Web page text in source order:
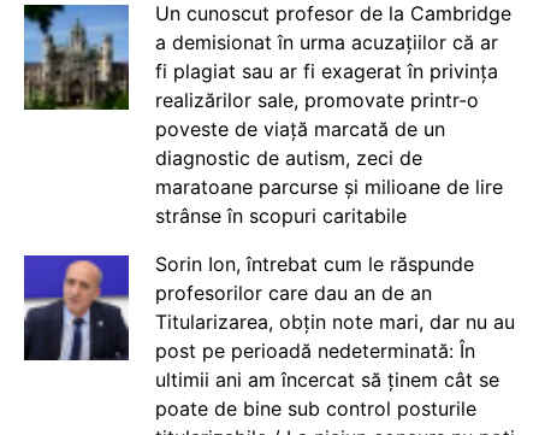
Un cunoscut profesor de la Cambridge
a demisionat în urma acuzațiilor că ar
fi plagiat sau ar fi exagerat în privința
realizărilor sale, promovate printr-o
poveste de viață marcată de un
diagnostic de autism, zeci de
maratoane parcurse și milioane de lire
strânse în scopuri caritabile
Sorin Ion, întrebat cum le răspunde
profesorilor care dau an de an
Titularizarea, obțin note mari, dar nu au
post pe perioadă nedeterminată: În
ultimii ani am încercat să ținem cât se
poate de bine sub control posturile